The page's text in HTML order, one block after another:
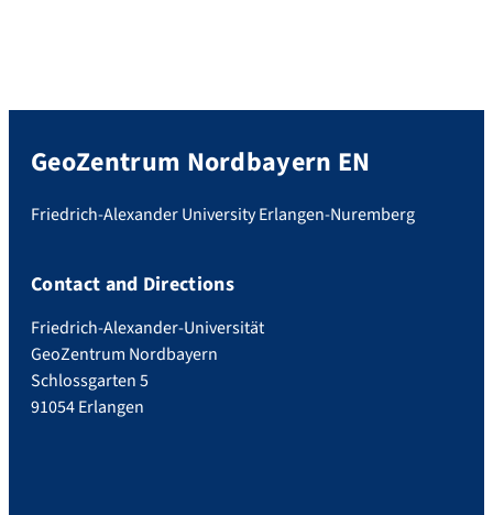
GeoZentrum Nordbayern EN
Friedrich-Alexander University Erlangen-Nuremberg
Contact and Directions
Friedrich-Alexander-Universität
GeoZentrum Nordbayern
Schlossgarten 5
91054 Erlangen